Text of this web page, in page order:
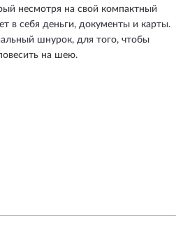
несмотря на свой компактный
в себя деньги, документы и карты.
шнурок, для того, чтобы
на шею.